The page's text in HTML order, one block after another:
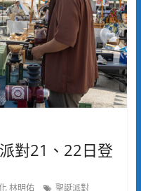
對21、22日登
林明佑 聖誕派對